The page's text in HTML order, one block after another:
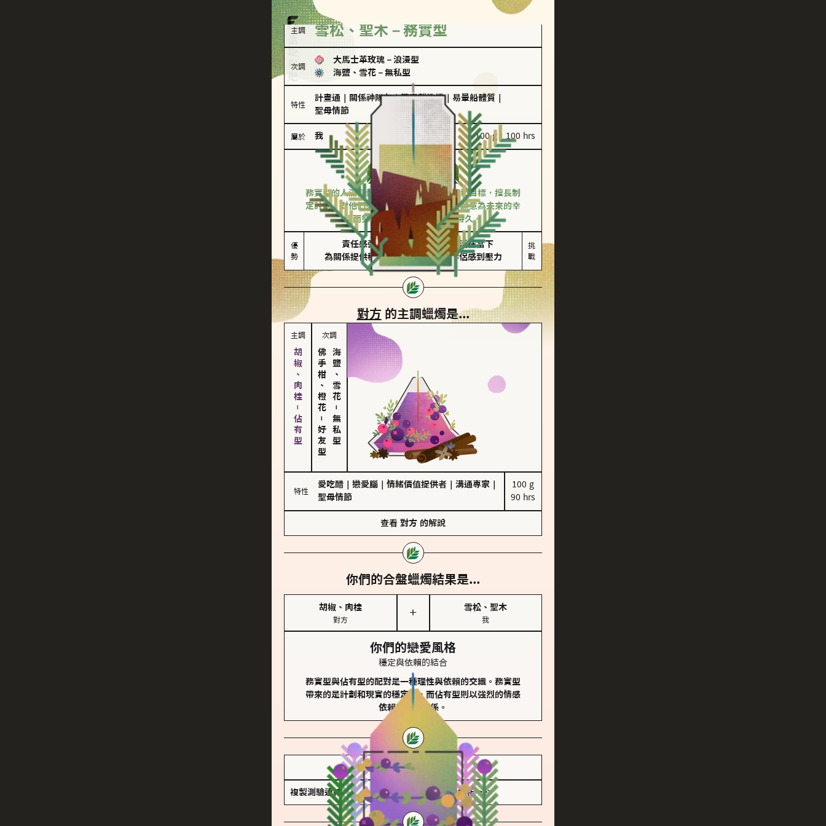
主調 雪松、聖木－務實型
次調
大馬士革玫瑰 － 浪漫型
海鹽、雪花 － 無私型
特性
計畫通 關係神隊友｜驚喜製造機｜ 易暈船體質
聖母情節
屬於 我 100 g｜100 hrs
務實型
雪松、聖木
務實型的人深信愛情立基於共同的價值觀和目標，擅長制
定計劃。對他們來說，感情穩定最重要，願意為未來的幸
福而努力，讓愛情變得踏實而持久。
優
勢
責任感強
為關係提供穩定度
較難活在當下
易讓伴侶感到壓力
挑
戰
對方 的主調蠟燭是...
主調
胡椒、肉桂－佔有型
次調
佛手柑、橙花
－
好友型
海鹽、雪花
－
無私型
特性
愛吃醋 戀愛腦 情緒價值提供者 溝通專家
聖母情節
100 g
90 hrs
查看 對方 的解說
你們的合盤蠟燭結果是...
胡椒、肉桂
對方
＋
雪松、聖木
我
你們的戀愛風格
穩定與依賴的結合
務實型與佔有型的配對是一種理性與依賴的交織。務實型
帶來的是計劃和現實的穩定性，而佔有型則以強烈的情感
依賴來維護關係。
儲存我的結果圖
複製測驗連結 查看香氛類型全解析 >>>